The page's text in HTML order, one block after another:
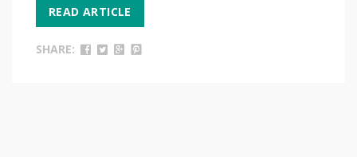
READ ARTICLE
SHARE: